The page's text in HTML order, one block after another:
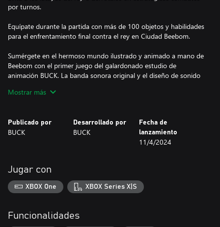
por turnos.
Equípate durante la partida con más de 100 objetos y habilidades
para el enfrentamiento final contra el rey en Ciudad Beebom.
Sumérgete en el hermoso mundo ilustrado y animado a mano de
Beebom con el primer juego del galardonado estudio de
animación BUCK. La banda sonora original y el diseño de sonido
Elige a tu héroe entre seis clases únicas, cada una con su estilo de
juego y habilidades, entre ellas:
cargando hacia casillas ocultas para ganar energía.
La clase Sombra. Utiliza objetos como bombas de humo y dardos
somníferos para ganar peleas con astucia.
La clase Oráculo. Usa magia de percepción para obtener
Mostrar más
Publicado por
BUCK
Desarrollado por
BUCK
Fecha de
lanzamiento
11/4/2024
Jugar con
XBOX One XBOX Series X|S
Funcionalidades